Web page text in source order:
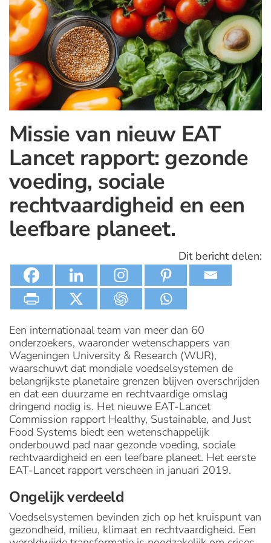
Missie van nieuw EAT
Lancet rapport: gezonde
voeding, sociale
rechtvaardigheid en een
leefbare planeet.
Dit bericht delen:
Een internationaal team van meer dan 60
onderzoekers, waaronder wetenschappers van
Wageningen University & Research (WUR),
waarschuwt dat mondiale voedselsystemen de
belangrijkste planetaire grenzen blijven overschrijden
en dat een duurzame en rechtvaardige omslag
dringend nodig is. Het nieuwe EAT-Lancet
Commission rapport Healthy, Sustainable, and Just
Food Systems biedt een wetenschappelijk
onderbouwd pad naar gezonde voeding, sociale
rechtvaardigheid en een leefbare planeet. Het eerste
EAT-Lancet rapport verscheen in januari 2019.
Ongelijk verdeeld
Voedselsystemen bevinden zich op het kruispunt van
gezondheid, milieu, klimaat en rechtvaardigheid. Een